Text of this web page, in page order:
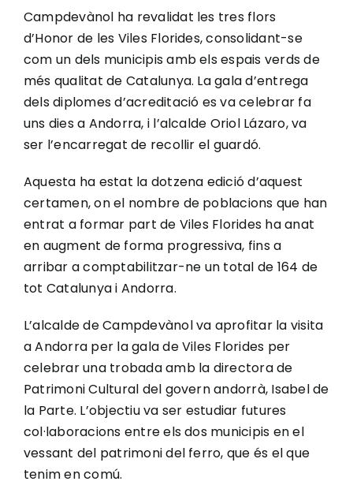
Campdevànol ha revalidat les tres flors
d’Honor de les Viles Florides, consolidant-se
com un dels municipis amb els espais verds de
més qualitat de Catalunya. La gala d’entrega
dels diplomes d’acreditació es va celebrar fa
uns dies a Andorra, i l’alcalde Oriol Lázaro, va
ser l’encarregat de recollir el guardó.
Aquesta ha estat la dotzena edició d’aquest
certamen, on el nombre de poblacions que han
entrat a formar part de Viles Florides ha anat
en augment de forma progressiva, fins a
arribar a comptabilitzar-ne un total de 164 de
tot Catalunya i Andorra.
L’alcalde de Campdevànol va aprofitar la visita
a Andorra per la gala de Viles Florides per
celebrar una trobada amb la directora de
Patrimoni Cultural del govern andorrà, Isabel de
la Parte. L’objectiu va ser estudiar futures
col·laboracions entre els dos municipis en el
vessant del patrimoni del ferro, que és el que
tenim en comú.